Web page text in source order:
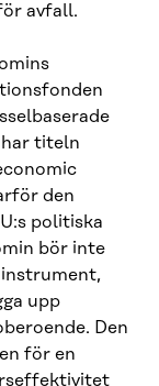
avfall.
har titeln
den
politiska
bör inte
upp
Den
för en